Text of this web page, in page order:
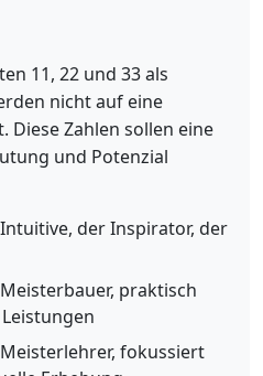
11, 22 und 33 als
nicht auf eine
Diese Zahlen sollen eine
und Potenzial
der Inspirator, der
praktisch
fokussiert